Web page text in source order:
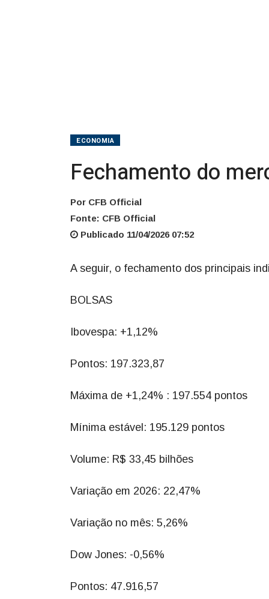
ECONOMIA
Fechamento do
Por CFB Official
Fonte: CFB Official
Publicado 11/04/2026 07:52
A seguir, o fechamento dos principais
BOLSAS
Ibovespa: +1,12%
Pontos: 197.323,87
Máxima de +1,24% : 197.554 pontos
Mínima estável: 195.129 pontos
Volume: R$ 33,45 bilhões
Variação em 2026: 22,47%
Variação no mês: 5,26%
Dow Jones: -0,56%
Pontos: 47.916,57